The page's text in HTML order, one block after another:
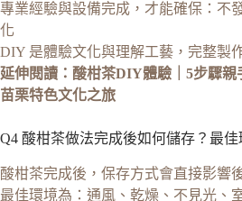
專業經驗與設備完成，才能確保：不
化
DIY 是體驗文化與理解工藝，完整製
延伸閱讀：酸柑茶DIY體驗｜5步驟
苗栗特色文化之旅
Q4 酸柑茶做法完成後如何儲存？最佳
酸柑茶完成後，保存方式會直接影響
最佳環境為：通風、乾燥、不見光、